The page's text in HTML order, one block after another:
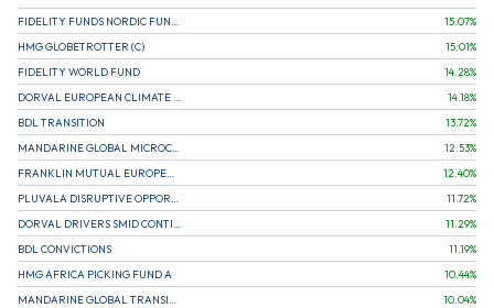
FIDELITY FUNDS NORDIC FUND A
15.07%
HMG GLOBETROTTER (C)
15.01%
FIDELITY WORLD FUND
14.28%
DORVAL EUROPEAN CLIMATE INITIATIVE R (C)
14.18%
BDL TRANSITION
13.72%
MANDARINE GLOBAL MICROCAP
12.53%
FRANKLIN MUTUAL EUROPEAN FUND A EUR (C)
12.40%
PLUVALA DISRUPTIVE OPPORTUNITIES
11.72%
DORVAL DRIVERS SMID CONTINENTAL EUROPE
11.29%
BDL CONVICTIONS
11.19%
HMG AFRICA PICKING FUND A
10.44%
MANDARINE GLOBAL TRANSITION R
10.04%